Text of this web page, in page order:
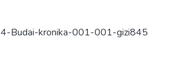
Budai-kronika-001-001-gizi845